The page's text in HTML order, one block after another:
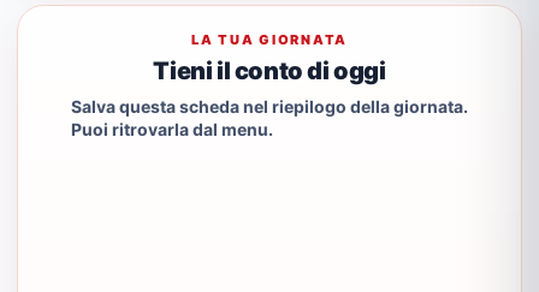
LA TUA GIORNATA
Tieni il conto di oggi
Salva questa scheda nel riepilogo della giornata.
Puoi ritrovarla dal menu.